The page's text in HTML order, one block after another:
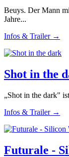
Beuys. Der Mann
Jahre...
Infos & Trailer →
Shot in the
„Shot in the dark"
Infos & Trailer →
Futurale -